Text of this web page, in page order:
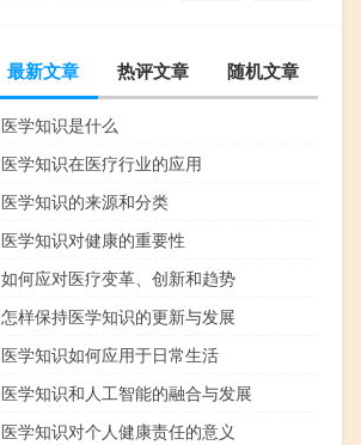
最新文章 热评文章 随机文章
医学知识是什么
医学知识在医疗行业的应用
医学知识的来源和分类
医学知识对健康的重要性
如何应对医疗变革、创新和趋势
怎样保持医学知识的更新与发展
医学知识如何应用于日常生活
医学知识和人工智能的融合与发展
医学知识对个人健康责任的意义